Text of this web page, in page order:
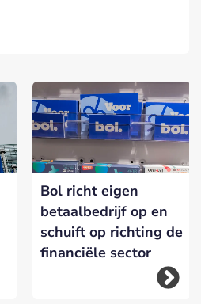
Bol richt eigen
betaalbedrijf op en
schuift op richting de
financiële sector